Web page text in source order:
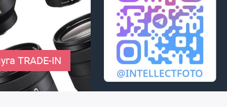
TRADE-IN